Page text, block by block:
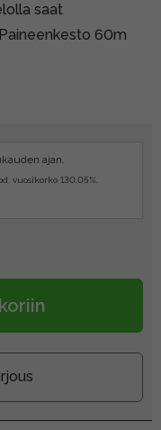
saat
60m
ajan.
vuosikorko 130.05%.